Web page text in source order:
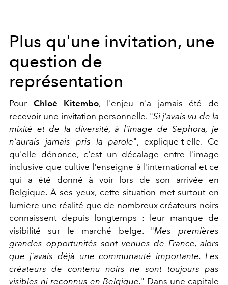
Plus qu'une invitation, une
question de
représentation
Pour Chloé Kitembo, l'enjeu n'a jamais été de
recevoir une invitation personnelle. "Si j'avais vu de la
mixité et de la diversité, à l'image de Sephora, je
n'aurais jamais pris la parole", explique-t-elle. Ce
qu'elle dénonce, c'est un décalage entre l'image
inclusive que cultive l'enseigne à l'international et ce
qui a été donné à voir lors de son arrivée en
Belgique. À ses yeux, cette situation met surtout en
lumière une réalité que de nombreux créateurs noirs
connaissent depuis longtemps : leur manque de
visibilité sur le marché belge. "Mes premières
grandes opportunités sont venues de France, alors
que j'avais déjà une communauté importante. Les
créateurs de contenu noirs ne sont toujours pas
visibles ni reconnus en Belgique." Dans une capitale